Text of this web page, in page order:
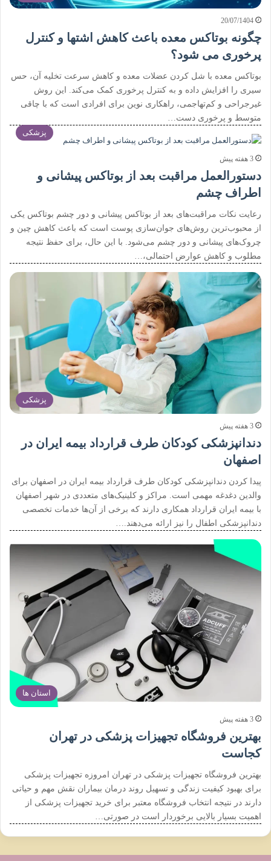
20/07/1404
چگونه بوتاکس معده باعث کاهش اشتها و کنترل
پرخوری می شود؟
بوتاکس معده با شل کردن عضلات معده و کاهش سرعت تخلیه آن، حس
سیری را افزایش داده و به کنترل پرخوری کمک می‌کند. این روش
غیرجراحی و کم‌تهاجمی، راهکاری نوین برای افرادی است که با چاقی
متوسط و پرخوری دست…
پزشکی
3 هفته پیش
دستورالعمل مراقبت بعد از بوتاکس پیشانی و
اطراف چشم
رعایت نکات مراقبت‌های بعد از بوتاکس پیشانی و دور چشم بوتاکس یکی
از محبوب‌ترین روش‌های جوان‌سازی پوست است که باعث کاهش چین و
چروک‌های پیشانی و دور چشم می‌شود. با این حال، برای حفظ نتیجه
مطلوب و کاهش عوارض احتمالی،…
پزشکی
3 هفته پیش
دندانپزشکی کودکان طرف قرارداد بیمه ایران در
اصفهان
پیدا کردن دندانپزشکی کودکان طرف قرارداد بیمه ایران در اصفهان برای
والدین دغدغه مهمی است. مراکز و کلینیک‌های متعددی در شهر اصفهان
با بیمه ایران قرارداد همکاری دارند که برخی از آن‌ها خدمات تخصصی
دندانپزشکی اطفال را نیز ارائه می‌دهند.…
استان ها
3 هفته پیش
بهترین فروشگاه تجهیزات پزشکی در تهران
کجاست
بهترین فروشگاه تجهیزات پزشکی در تهران امروزه تجهیزات پزشکی
برای بهبود کیفیت زندگی و تسهیل روند درمان بیماران نقش مهم و حیاتی
دارند در نتیجه انتخاب فروشگاه معتبر برای خرید تجهیزات پزشکی از
اهمیت بسیار بالایی برخوردار است در صورتی…